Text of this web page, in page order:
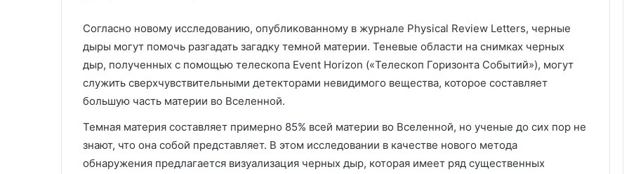
Согласно новому исследованию, опубликованному в журнале Physical Review Letters, черные
дыры могут помочь разгадать загадку темной материи. Теневые области на снимках черных
дыр, полученных с помощью телескопа Event Horizon («Телескоп Горизонта Событий»), могут
служить сверхчувствительными детекторами невидимого вещества, которое составляет
большую часть материи во Вселенной.
Темная материя составляет примерно 85% всей материи во Вселенной, но ученые до сих пор не
знают, что она собой представляет. В этом исследовании в качестве нового метода
обнаружения предлагается визуализация черных дыр, которая имеет ряд существенных